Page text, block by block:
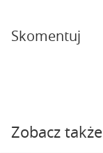
Skomentuj
Zobacz także